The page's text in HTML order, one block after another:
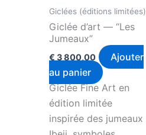
Giclées (éditions limitées)
Giclée d’art — “Les
Jumeaux”
€ 3 800,00
Ajouter
au panier
Giclée Fine Art en
édition limitée
inspirée des jumeaux